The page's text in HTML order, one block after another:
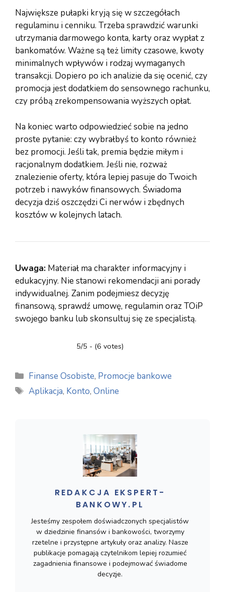
Największe pułapki kryją się w szczegółach
regulaminu i cenniku. Trzeba sprawdzić warunki
utrzymania darmowego konta, karty oraz wypłat z
bankomatów. Ważne są też limity czasowe, kwoty
minimalnych wpływów i rodzaj wymaganych
transakcji. Dopiero po ich analizie da się ocenić, czy
promocja jest dodatkiem do sensownego rachunku,
czy próbą zrekompensowania wyższych opłat.
Na koniec warto odpowiedzieć sobie na jedno
proste pytanie: czy wybrałbyś to konto również
bez promocji. Jeśli tak, premia będzie miłym i
racjonalnym dodatkiem. Jeśli nie, rozważ
znalezienie oferty, która lepiej pasuje do Twoich
potrzeb i nawyków finansowych. Świadoma
decyzja dziś oszczędzi Ci nerwów i zbędnych
kosztów w kolejnych latach.
Uwaga: Materiał ma charakter informacyjny i
edukacyjny. Nie stanowi rekomendacji ani porady
indywidualnej. Zanim podejmiesz decyzję
finansową, sprawdź umowę, regulamin oraz TOiP
swojego banku lub skonsultuj się ze specjalistą.
5/5 - (6 votes)
Kategorie
Finanse Osobiste, Promocje bankowe
Tagi
Aplikacja, Konto,Online
REDAKCJA EKSPERT-
BANKOWY.PL
Jesteśmy zespołem doświadczonych specjalistów
w dziedzinie finansów i bankowości, tworzymy
rzetelne i przystępne artykuły oraz analizy. Nasze
publikacje pomagają czytelnikom lepiej rozumieć
zagadnienia finansowe i podejmować świadome
decyzje.